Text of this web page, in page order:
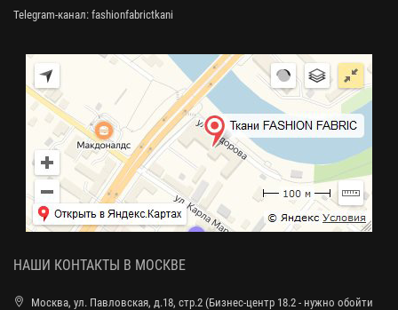
Telegram-канал: fashionfabrictkani
НАШИ КОНТАКТЫ В МОСКВЕ
Москва, ул. Павловская, д.18, стр.2 (Бизнес-центр 18.2 - нужно обойти